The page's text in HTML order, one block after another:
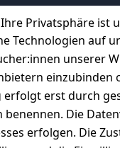
Ihre Privatsphäre ist
Technologien auf
unserer
einzubinden
erst durch
Die
erfolgen. Die
Rückruf
widerrufen